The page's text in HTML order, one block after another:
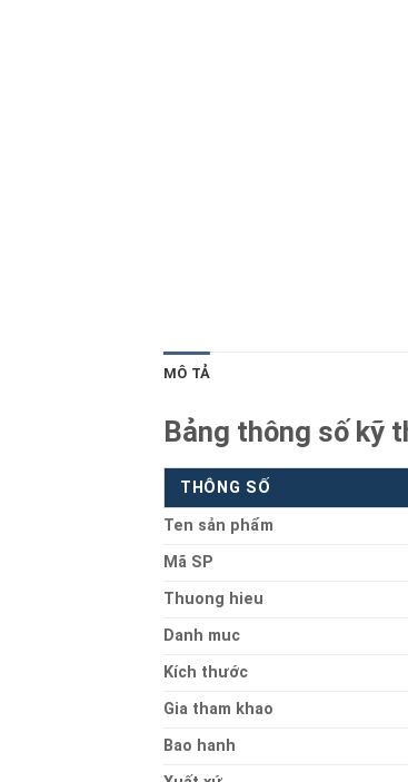
MÔ TẢ
Bảng thông số kỹ
THÔNG SỐ
Ten sản phẩm
Mã SP
Thuong hieu
Danh muc
Kích thước
Gia tham khao
Bao hanh